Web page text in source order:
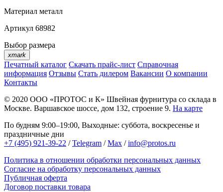
Материал металл
Артикул 68982
Выбор размера
xmark
Печатный каталог Скачать прайс-лист Справочная
информация Отзывы Стать дилером Вакансии О компании
Контакты
© 2020 ООО «ПРОТОС и К» Швейная фурнитура со склада в
Москве. Варшавское шоссе, дом 132, строение 9. На карте
По будням 9:00–19:00, Выходные: суббота, воскресенье и
праздничные дни
+7 (495) 921-39-22 /Telegram /Max /info@protos.ru
Политика в отношении обработки персональных данных
Согласие на обработку персональных данных
Публичная оферта
Договор поставки товара